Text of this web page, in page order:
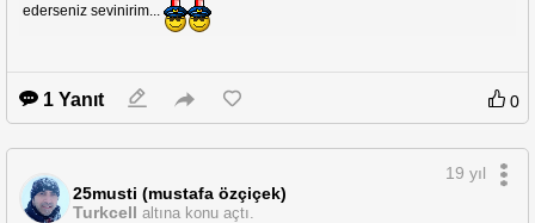
ederseniz sevinirim...
1 Yanıt 0
25musti (mustafa özçiçek)
Turkcell altına konu açtı.
19 yıl